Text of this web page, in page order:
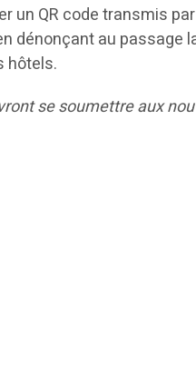
QR code transmis
dénonçant au passage
hôtels.
se soumettre aux